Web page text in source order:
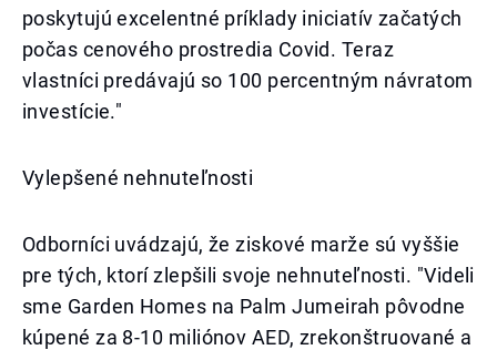
poskytujú excelentné príklady iniciatív začatých
počas cenového prostredia Covid. Teraz
vlastníci predávajú so 100 percentným návratom
investície."
Vylepšené nehnuteľnosti
Odborníci uvádzajú, že ziskové marže sú vyššie
pre tých, ktorí zlepšili svoje nehnuteľnosti. "Videli
sme Garden Homes na Palm Jumeirah pôvodne
kúpené za 8-10 miliónov AED, zrekonštruované a